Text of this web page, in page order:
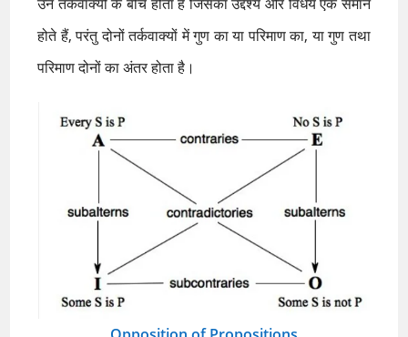
होते हैं, परंतु दोनों तर्कवाक्यों में गुण का या परिमाण का, या गुण तथा
परिमाण दोनों का अंतर होता है।